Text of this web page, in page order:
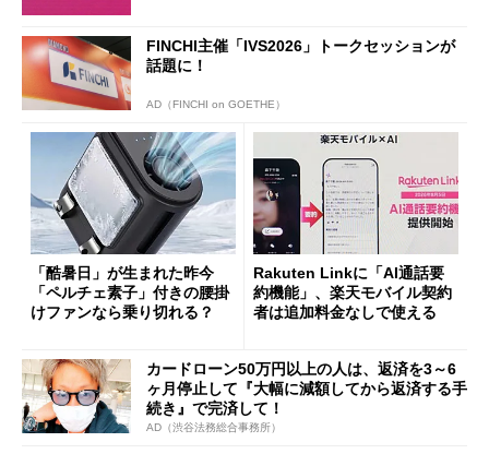
FINCHI主催「IVS2026」トークセッションが
話題に！
AD（FINCHI on GOETHE）
「酷暑日」が生まれた昨今
「ペルチェ素子」付きの腰掛
けファンなら乗り切れる？
Rakuten Linkに「AI通話要
約機能」、楽天モバイル契約
者は追加料金なしで使える
カードローン50万円以上の人は、返済を3～6
ヶ月停止して『大幅に減額してから返済する手
続き』で完済して！
AD（渋谷法務総合事務所）